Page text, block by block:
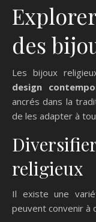
des
Les bijoux
design
ancrés dans la
de les adapter à
religieux
Il existe une
peuvent convenir à